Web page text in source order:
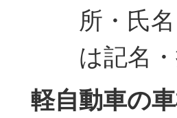
所・氏
は記名
軽自動車の